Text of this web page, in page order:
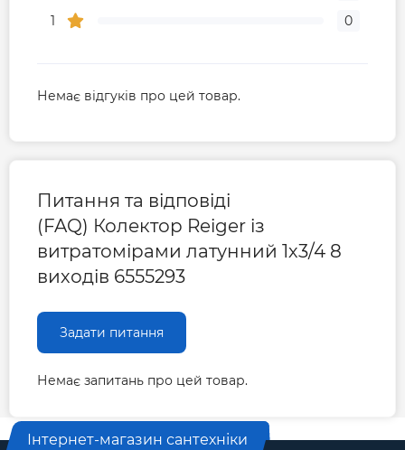
1
0
Немає відгуків про цей товар.
Питання та відповіді
(FAQ) Колектор Reiger із
витратомірами латунний 1х3/4 8
виходів 6555293
Задати питання
Немає запитань про цей товар.
Інтернет-магазин сантехніки